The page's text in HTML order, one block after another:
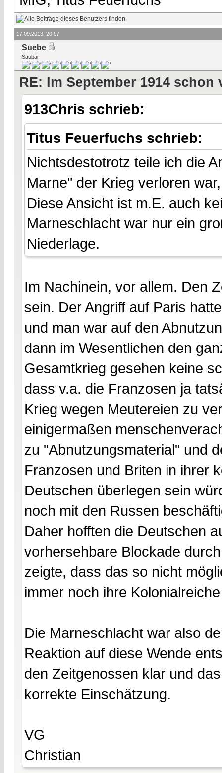
17.09.2013, 20:07
Suebe
Saubär
RE: Im September 1914 schon
913Chris schrieb:
Titus Feuerfuchs schrieb:
Nichtsdestotrotz teile ich die
Marne" der Krieg verloren
Diese Ansicht ist m.E. auch
Marneschlacht war nur ein
Niederlage.
Im Nachinein, vor allem. Den
sein. Der Angriff auf Paris
und man war auf den
dann im Wesentlichen den
Gesamtkrieg gesehen keine
dass v.a. die Franzosen ja
Krieg wegen Meutereien zu
einigermaßen
zu "Abnutzungsmaterial" und
Franzosen und Briten in ihrer
Deutschen überlegen sein
noch mit den Russen
Daher hofften die Deutschen
vorhersehbare Blockade
zeigte, dass das so nicht
immer noch ihre
Die Marneschlacht war also
Reaktion auf diese Wende
den Zeitgenossen klar und
korrekte Einschätzung.
VG
Christian